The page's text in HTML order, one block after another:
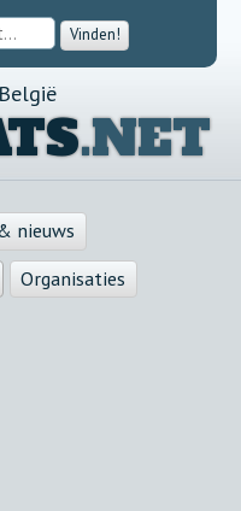
Vinden!
.NET
nieuws
Organisaties